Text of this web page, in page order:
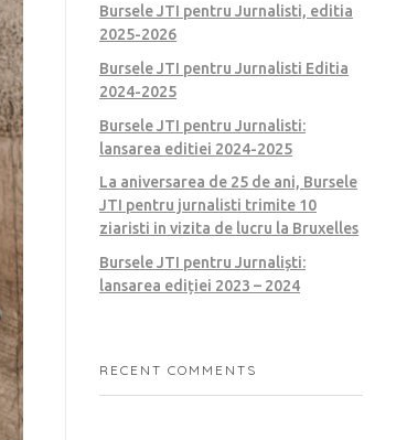
Bursele JTI pentru Jurnalisti, editia
2025-2026
Bursele JTI pentru Jurnalisti Editia
2024-2025
Bursele JTI pentru Jurnalisti:
lansarea editiei 2024-2025
La aniversarea de 25 de ani, Bursele
JTI pentru jurnalisti trimite 10
ziaristi in vizita de lucru la Bruxelles
Bursele JTI pentru Jurnaliști:
lansarea ediției 2023 – 2024
RECENT COMMENTS